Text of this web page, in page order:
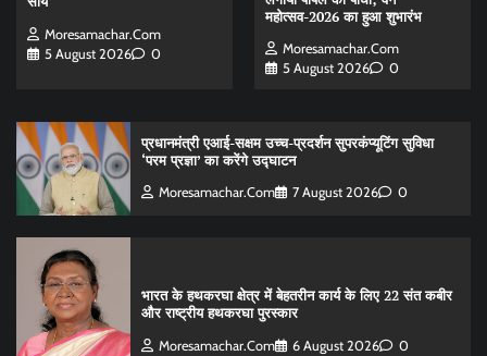
Moresamachar.com
5 August 2026
0
महोत्सव-2026 का हुआ शुभारंभ
Moresamachar.com
5 August 2026
0
प्रधानमंत्री एआई-सक्षम उच्च-प्रदर्शन सुपरकंप्यूटिंग सुविधा
‘परम प्रज्ञा’ का करेंगे उद्घाटन
Moresamachar.com 7 August 2026 0
भारत के हथकरघा क्षेत्र में बेहतरीन कार्य के लिए 22 संत कबीर
और राष्ट्रीय हथकरघा पुरस्कार
Moresamachar.com 6 August 2026 0